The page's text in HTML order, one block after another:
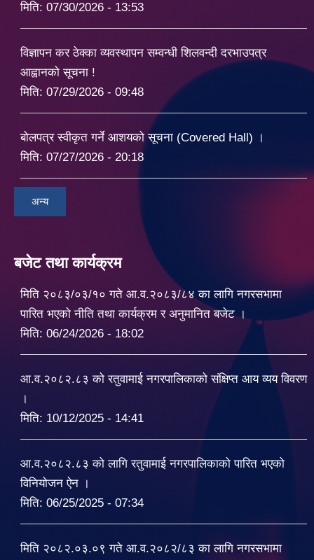
मिति: 07/30/2026 - 13:53
विज्ञापन कर ठेक्का व्यवस्थापन सम्वन्धी शिलवन्दी दरभाउपत्र
आह्वानको सूचना !
मिति: 07/29/2026 - 09:48
बोलपत्र स्वीकृत गर्ने आशयको सूचना (Covered Hall) ।
मिति: 07/27/2026 - 20:18
अन्य
बजेट तथा कार्यक्रम
मिति २०८३/०३/१० गते आ.व.२०८३/८४ का लागि नगरसभामा
पारित भएको नीति तथा कार्यक्रम र अनुमानित बजेट ।
मिति: 06/24/2026 - 18:02
आ.व.२०८२.८३ को रतुवामाई नगरपालिकाको संक्षिप्त आय व्यय विवरण
।
मिति: 10/12/2025 - 14:41
आ.व.२०८२.८३ को लागि रतुवामाई नगरपालिकाको पारित भएको
विनियोजन ऐन ।
मिति: 06/25/2025 - 07:34
मिति २०८२.०३.०९ गते आ.व.२०८२/८३ का लागि नगरसभामा